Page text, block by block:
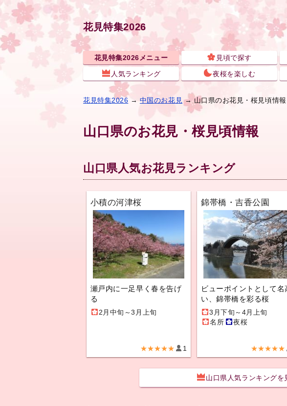
花見特集2026
花見特集2026メニュー 見頃で探す
人気ランキング 夜桜を楽しむ
花見特集2026 → 中国のお花見 → 山口県のお花見・桜見頃情報
山口県のお花見・桜見頃情報
山口県人気お花見ランキング
小積の河津桜
瀬戸内に一足早く春を告げ
る
2月中旬～3月上旬
★★★★★ 1
錦帯橋・吉香公園
ビューポイントとして名
い、錦帯橋を彩る桜
3月下旬～4月上旬
名所
夜桜
★★★★★
山口県人気ランキングを